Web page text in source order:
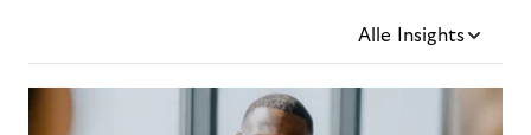
Alle Insights